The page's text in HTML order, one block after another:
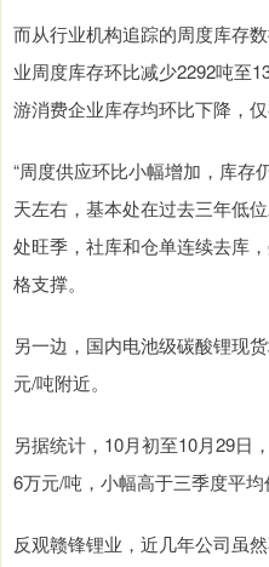
而从行业机构追踪的周度库存
业周度库存环比减少2292吨至
游消费企业库存均环比下降，
“周度供应环比小幅增加，库存
天左右，基本处在过去三年低
处旺季，社库和仓单连续去库
格支撑。
另一边，国内电池级碳酸锂现
元/吨附近。
另据统计，10月初至10月29日
6万元/吨，小幅高于三季度平均
反观赣锋锂业，近几年公司虽